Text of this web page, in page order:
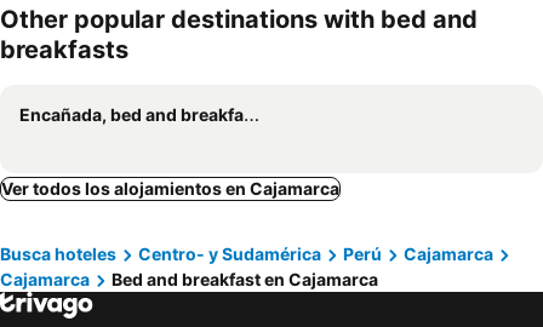
mascotas
Other popular destinations with bed and
breakfasts
Encañada, bed and breakfasts
Ver todos los alojamientos en Cajamarca
Busca hoteles Centro- y Sudamérica Perú
Cajamarca
Cajamarca
Bed and breakfast en Cajamarca